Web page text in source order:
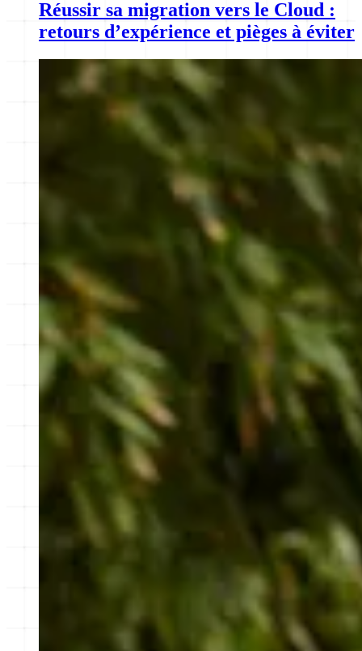
Réussir sa migration vers le Cloud :
retours d’expérience et pièges à éviter